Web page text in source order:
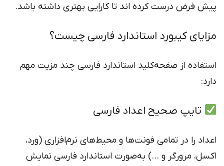
پیش فرض درست کرده اند تا کارایی بهتری داشته باشد.
مزایای کیبورد استاندارد فارسی چیست؟
استفاده از صفحه‌کلید استاندارد فارسی چند مزیت مهم
دارد:
تایپ صحیح اعداد فارسی
اعداد را در تمامی فونت‌ها و محیط‌های نرم‌افزاری (ورد،
اکسل، مرورگر و …) به‌صورت استاندارد فارسی نمایش